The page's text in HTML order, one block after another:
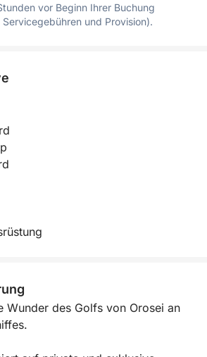
vor Beginn Ihrer Buchung
und Provision).
Wunder des Golfs von Orosei an